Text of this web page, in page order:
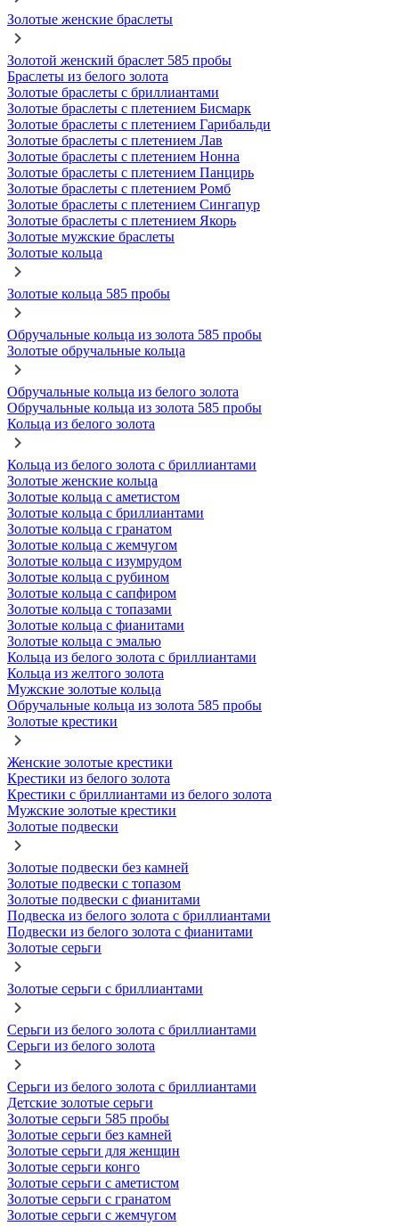
Золотые женские браслеты
Золотой женский браслет 585 пробы
Браслеты из белого золота
Золотые браслеты с бриллиантами
Золотые браслеты с плетением Бисмарк
Золотые браслеты с плетением Гарибальди
Золотые браслеты с плетением Лав
Золотые браслеты с плетением Нонна
Золотые браслеты с плетением Панцирь
Золотые браслеты с плетением Ромб
Золотые браслеты с плетением Сингапур
Золотые браслеты с плетением Якорь
Золотые мужские браслеты
Золотые кольца
Золотые кольца 585 пробы
Обручальные кольца из золота 585 пробы
Золотые обручальные кольца
Обручальные кольца из белого золота
Обручальные кольца из золота 585 пробы
Кольца из белого золота
Кольца из белого золота с бриллиантами
Золотые женские кольца
Золотые кольца с аметистом
Золотые кольца с бриллиантами
Золотые кольца с гранатом
Золотые кольца с жемчугом
Золотые кольца с изумрудом
Золотые кольца с рубином
Золотые кольца с сапфиром
Золотые кольца с топазами
Золотые кольца с фианитами
Золотые кольца с эмалью
Кольца из белого золота с бриллиантами
Кольца из желтого золота
Мужские золотые кольца
Обручальные кольца из золота 585 пробы
Золотые крестики
Женские золотые крестики
Крестики из белого золота
Крестики с бриллиантами из белого золота
Мужские золотые крестики
Золотые подвески
Золотые подвески без камней
Золотые подвески с топазом
Золотые подвески с фианитами
Подвеска из белого золота с бриллиантами
Подвески из белого золота с фианитами
Золотые серьги
Золотые серьги с бриллиантами
Серьги из белого золота с бриллиантами
Серьги из белого золота
Серьги из белого золота с бриллиантами
Детские золотые серьги
Золотые серьги 585 пробы
Золотые серьги без камней
Золотые серьги для женщин
Золотые серьги конго
Золотые серьги с аметистом
Золотые серьги с гранатом
Золотые серьги с жемчугом